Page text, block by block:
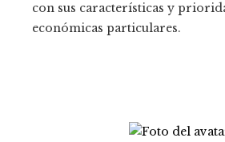
con sus características y
económicas particulares.